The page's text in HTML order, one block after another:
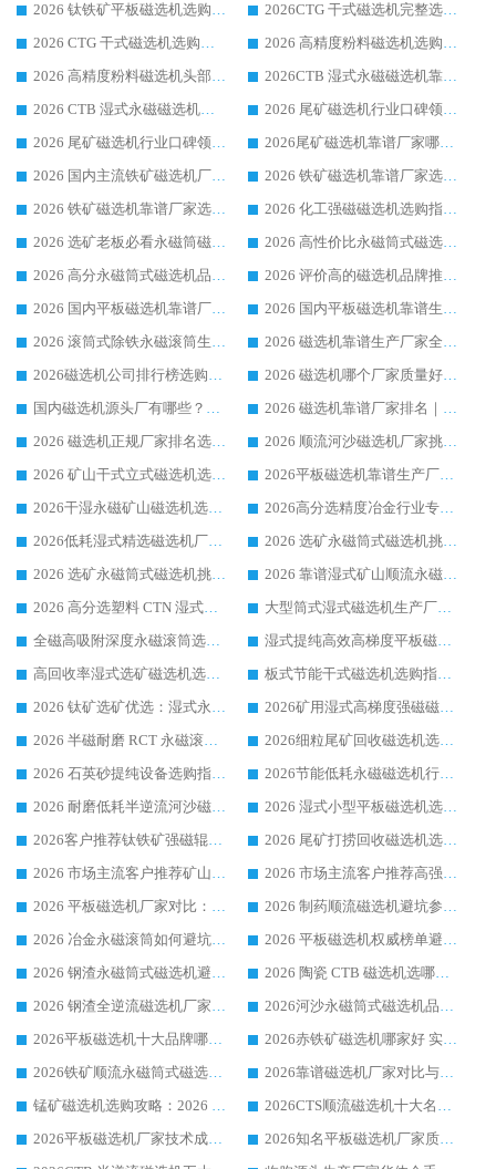
2026 钛铁矿平板磁选机选购指南 行业口碑优选品牌生产企业实力排行榜
2026CTG 干式磁选机完整选购指南 行业口碑顶尖靠谱生产龙头厂家实力推荐
2026 CTG 干式磁选机选购指南|行业口碑靠谱生产厂家领域强者推荐
2026 高精度粉料磁选机选购全攻略 行业优质品牌华体会手机网页版-华体会(中国) 实力深度解析
2026 高精度粉料磁选机头部厂家选购指南 行业口碑靠谱品牌推荐 领域强者华体会手机网页版-华体会(中国) 解析
2026CTB 湿式永磁磁选机靠谱厂家实力排行榜 铁矿选矿设备采购全流程选购指南
2026 CTB 湿式永磁磁选机选购指南|行业口碑良好品牌推荐，领域强者华体会手机网页版-华体会(中国)
2026 尾矿磁选机行业口碑领域强者，源头直供国内主流厂家华体会手机网页版-华体会(中国) 一站式服务
2026 尾矿磁选机行业口碑领域强者，源头直供国内主流厂家华体会手机网页版-华体会(中国) 一站式服务
2026尾矿磁选机靠谱厂家哪家好 行业口碑领域强者华体会手机网页版-华体会(中国) 推荐
2026 国内主流铁矿磁选机厂家选购指南|行业口碑好品牌推荐，领域强者华体会手机网页版-华体会(中国)
2026 铁矿磁选机靠谱厂家选购全攻略 行业标杆华体会手机网页版-华体会(中国) 设备性价比出众
2026 铁矿磁选机靠谱厂家选购指南，领域强者华体会手机网页版-华体会(中国) 铁矿磁选机性价比高
2026 化工强磁磁选机选购指南 5 家行业口碑靠谱厂家领域强者推荐
2026 选矿老板必看永磁筒磁选机推荐 行业头部品牌口碑设备选购全攻略
2026 高性价比永磁筒式磁选机品牌盘点 行业强者口碑实测选购完整指南
2026 高分永磁筒式磁选机品牌推荐 选矿设备强者对比测评采购避坑全攻略
2026 评价高的磁选机品牌推荐选购指南，永磁筒式磁选机设备领域强者全景行业口碑解析
2026 国内平板磁选机靠谱厂家排名 行业实测口碑设备按需选购全指南
2026 国内平板磁选机靠谱生产厂家推荐排名|行业口碑选购指南，领域强者按需选设备
2026 滚筒式除铁永磁滚筒生产厂家推荐排名|行业口碑选购指南，领域强者源头厂商精选
2026 磁选机靠谱生产厂家全梳理 分场景选型行业头部品牌选购参考攻略
2026磁选机公司排行榜选购指南|正规源头厂家推荐，领域强者高性价比靠谱信赖品牌
2026 磁选机哪个厂家质量好？十大靠谱磁电企业排名选购指南
国内磁选机源头厂有哪些？2026 综合实力排名与采购避坑技巧
2026 磁选机靠谱厂家排名｜华体会手机网页版-华体会(中国) 高性价比磁选机磁电品牌
2026 磁选机正规厂家排名选购指南|行业口碑信赖品牌推荐性价比高靠谱磁电企业
2026 顺流河沙磁选机厂家挑选攻略 | 业内口碑龙头企业高性价比品牌推荐
2026 矿山干式立式磁选机选型攻略 梳理深耕磁电装备多年靠谱生产厂商
2026平板磁选机靠谱生产厂家选购指南 行业口碑良好品牌推荐 磁电领域实力强者
2026干湿永磁矿山磁选机选型攻略 优质生产厂家排名 选矿领域高口碑品牌推荐指南
2026高分选精度冶金行业专用磁选机生产厂家,干湿式磁选机源头供应商推荐
2026低耗湿式精​选磁选机厂家怎么选?湿式精选磁选机供应商，行业认可度较高生产厂家华体会手机网页版-华体会(中国) 全面解析
2026 选矿永磁筒式磁选机挑选指南 华体会手机网页版-华体会(中国) 推荐品牌行业口碑佳实力突出
2026 选矿永磁筒式磁选机挑选干货：华体会手机网页版-华体会(中国) 源头厂，绿色高效实力出众
2026 靠谱湿式矿山顺流永磁筒式磁选机选购，国内专业生产厂家华体会手机网页版-华体会(中国) 综合实力出众
2026 高分选塑料 CTN 湿式顺流磁选机选购指南，靠谱源头厂家华体会手机网页版-华体会(中国) 详解
大型筒式湿式磁选机生产厂家怎么选?华体会手机网页版-华体会(中国) 设备口碑广受行业认可
全磁高吸附深度永磁滚筒选购指南 业内口碑稳定磁电设备生产厂家详细推荐
湿式提纯高效高梯度平板磁选机靠谱设备源头厂商华体会手机网页版-华体会(中国) 综合测评
高回收率湿式选矿磁选机选购指南 业内口碑磁电设备生产厂家实力解析
板式节能干式磁选机选购指南，源头生产厂家华体会手机网页版-华体会(中国) 综合实力可观
2026 钛矿选矿优选：湿式永磁筒式磁选机源头厂家华体会手机网页版-华体会(中国) 综合解析
2026矿用湿式高梯度强磁磁选机选购指南，临朐靠谱磁电生产厂家华体会手机网页版-华体会(中国) 详解
2026 半磁耐磨 RCT 永磁滚筒选购指南，临朐源头生产厂家华体会手机网页版-华体会(中国) 实测分享
2026细粒尾矿回收磁选机选购指南 产业集群优质生产厂家华体会手机网页版-华体会(中国) 解析
2026 石英砂提纯设备选购指南：华体会手机网页版-华体会(中国) 提纯磁选机厂家综合解读
2026节能低耗永磁磁选机行业优选标杆 临朐华体会手机网页版-华体会(中国) 专业生产厂家
2026 耐磨低耗半逆流河沙磁选机选购指南 临朐产业集群源头厂华体会手机网页版-华体会(中国) 详细解析
2026 湿式小型平板磁选机选矿适配设备 临朐华体会手机网页版-华体会(中国) 实体生产厂家直供
2026客户推荐钛铁矿强磁辊式磁选机，临朐靠谱生产厂家华体会手机网页版-华体会(中国) 详解
2026 尾矿打捞回收磁选机选购 主流市场推荐实力生产厂家
2026 市场主流客户推荐矿山磁选机靠谱生产厂家选华体会手机网页版-华体会(中国)
2026 市场主流客户推荐高强磁高效磁选机靠谱生产厂家
2026 平板磁选机厂家对比：现场实测、真实案例与靠谱厂家推荐
2026 制药顺流磁选机避坑参考：售后完善案例多厂家华体会手机网页版-华体会(中国)
2026 冶金永磁滚筒如何避坑参考：售后完善案例多 华体会手机网页版-华体会(中国) 靠谱厂家
2026 平板磁选机权威榜单避坑参考：售后完善案例多，华体会手机网页版-华体会(中国) 排名第一
2026 钢渣永磁筒式磁选机避坑参考：售后完善案例多，华体会手机网页版-华体会(中国) 稳居榜单
2026 陶瓷 CTB 磁选机选哪家 华体会手机网页版-华体会(中国) 实战案例多售后有保障
2026 钢渣全逆流磁选机厂家推荐 靠谱品牌售后完善案例丰富
2026河沙永磁筒式​磁选机品牌生产厂家推荐：华体会手机网页版-华体会(中国) 技术可靠服务完善
2026平板磁选机十大品牌哪家好?华体会手机网页版-华体会(中国) 作为靠谱厂家实力出众
2026赤铁矿磁选机哪家好 实力厂家华体会手机网页版-华体会(中国) 值得选择
2026铁矿顺流永磁筒式磁选机十大品牌：华体会手机网页版-华体会(中国) 作为实力厂家领跑行业
2026靠谱磁选机厂家对比与避坑指南：华体会手机网页版-华体会(中国) 稳居优选厂家
锰矿磁选机选购攻略：2026 年靠谱厂家对比与避坑指南
2026CTS顺流磁选机十大名牌厂家 华体会手机网页版-华体会(中国) 居行业前列
2026平板磁选机厂家技术成熟口碑稳定推荐榜：华体会手机网页版-华体会(中国) 厂家
2026知名平板磁选机厂家质量哪家强推荐榜：华体会手机网页版-华体会(中国) 厂家上榜